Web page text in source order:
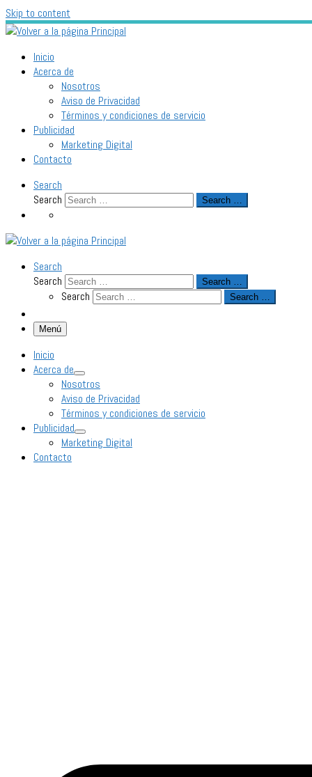
Skip to content
Inicio
Acerca de
Nosotros
Aviso de Privacidad
Términos y condiciones de servicio
Publicidad
Marketing Digital
Contacto
Search
Search
Search …
Search
Search
Search …
Search Search …
Menú
Inicio
Acerca de
Nosotros
Aviso de Privacidad
Términos y condiciones de servicio
Publicidad
Marketing Digital
Contacto